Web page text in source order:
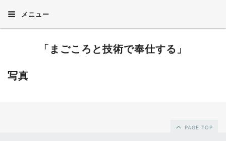
メニュー
「まごころと技術で奉仕する」
写真
PAGE TOP